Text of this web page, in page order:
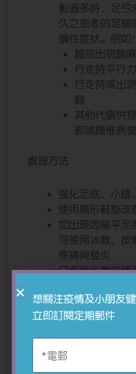
動過多時，足弓
久之患者的足關
償性症狀。例如:
腳部出現酸
行走時平行
行走時或出
腳
其他代償併
節或腰椎病變
處理方法
强化足底、小腿
使用矯形鞋墊改
如出現因扁平足
可使用冰敷、按
疼痛與發炎
只有極少數的情
預防措施
選擇有效承托腳
足部疼痛及疲勞
想關注疫情及小朋友
立即訂閱定期郵件